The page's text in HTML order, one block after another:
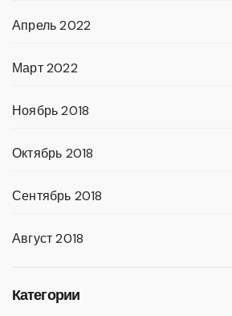
Апрель 2022
Март 2022
Ноябрь 2018
Октябрь 2018
Сентябрь 2018
Август 2018
Категории